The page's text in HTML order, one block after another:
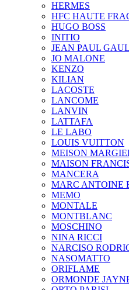
HERMES
HFC HAUTE
HUGO BOSS
INITIO
JEAN PAUL
JO MALONE
KENZO
KILIAN
LACOSTE
LANCOME
LANVIN
LATTAFA
LE LABO
LOUIS VUITTON
MEISON
MAISON
MANCERA
MARC ANTOINE
MEMO
MONTALE
MONTBLANC
MOSCHINO
NINA RICCI
NARCISO
NASOMATTO
ORIFLAME
ORMONDE